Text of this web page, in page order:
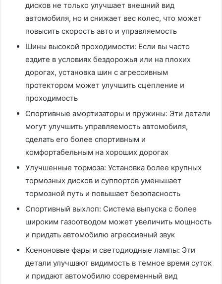
дисков не только улучшает внешний вид
автомобиля, но и снижает вес колес, что может
повысить скорость авто и управляемость
Шины высокой проходимости: Если вы часто
ездите в условиях бездорожья или на плохих
дорогах, установка шин с агрессивным
протектором может улучшить сцепление и
проходимость
Спортивные амортизаторы и пружины: Эти детали
могут улучшить управляемость автомобиля,
сделать его более спортивным и
комфортабельным на хороших дорогах
Улучшенные тормоза: Установка более крупных
тормозных дисков и суппортов уменьшает
тормозной путь и повышает безопасность
Спортивный выхлоп: Система выпуска с более
широким газоотводом может увеличить мощность
и придать автомобилю агрессивный звук
Ксеноновые фары и светодиодные лампы: Эти
детали улучшают видимость в темное время суток
и придают автомобилю современный вид